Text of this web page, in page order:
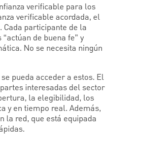
verificable para los
verificable acordada, el
participante de la
de buena fe” y
No se necesita ningún
pueda acceder a estos. El
interesadas del sector
la elegibilidad, los
y en tiempo real. Además,
la red, que está equipada